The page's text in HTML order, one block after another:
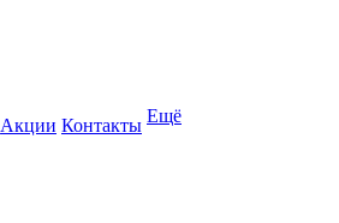
Акции Контакты Ещё